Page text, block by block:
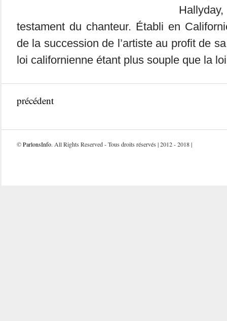
testament du chanteur. Établi en
de la succession de l’artiste au profit de
loi californienne étant plus souple que la
précédent
©ParlonsInfo. All Rights Reserved - Tous droits réservés | 2012 - 2018 |